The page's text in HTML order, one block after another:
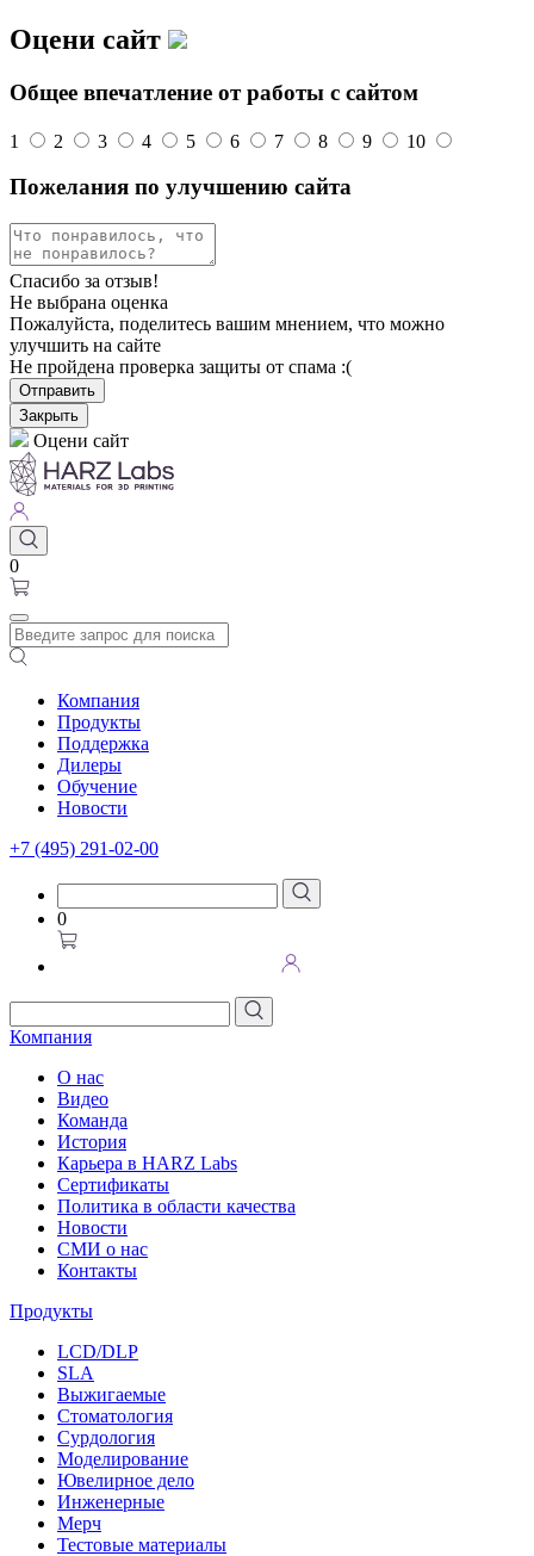
Оцени сайт
Общее впечатление от работы с сайтом
1 2 3 4 5 6 7 8 9 10
Пожелания по улучшению сайта
Спасибо за отзыв!
Не выбрана оценка
Пожалуйста, поделитесь вашим мнением, что можно
улучшить на сайте
Не пройдена проверка защиты от спама :(
Отправить
Закрыть
Оцени сайт
0
Компания
Продукты
Поддержка
Дилеры
Обучение
Новости
+7 (495) 291-02-00
0
Компания
О нас
Видео
Команда
История
Карьера в HARZ Labs
Сертификаты
Политика в области качества
Новости
СМИ о нас
Контакты
Продукты
LCD/DLP
SLA
Выжигаемые
Стоматология
Сурдология
Моделирование
Ювелирное дело
Инженерные
Мерч
Тестовые материалы